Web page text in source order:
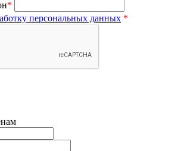
*
персональных данных *